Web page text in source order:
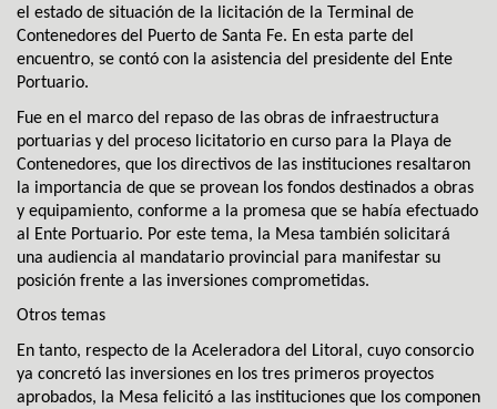
el estado de situación de la licitación de la Terminal de
Contenedores del Puerto de Santa Fe. En esta parte del
encuentro, se contó con la asistencia del presidente del Ente
Portuario.
Fue en el marco del repaso de las obras de infraestructura
portuarias y del proceso licitatorio en curso para la Playa de
Contenedores, que los directivos de las instituciones resaltaron
la importancia de que se provean los fondos destinados a obras
y equipamiento, conforme a la promesa que se había efectuado
al Ente Portuario. Por este tema, la Mesa también solicitará
una audiencia al mandatario provincial para manifestar su
posición frente a las inversiones comprometidas.
Otros temas
En tanto, respecto de la Aceleradora del Litoral, cuyo consorcio
ya concretó las inversiones en los tres primeros proyectos
aprobados, la Mesa felicitó a las instituciones que los componen